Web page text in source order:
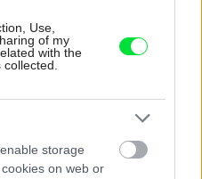
Use,
of my
with the
storage
on web or
článok